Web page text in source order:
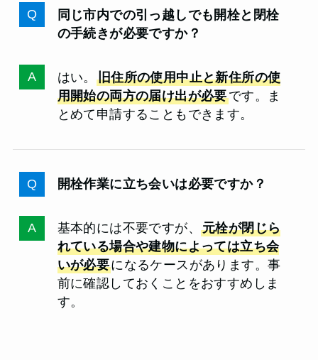
同じ市内での引っ越しでも開栓と閉栓
の手続きが必要ですか？
はい。 旧住所の使用中止と新住所の使
用開始の両方の届け出が必要です。ま
とめて申請することもできます。
開栓作業に立ち会いは必要ですか？
基本的には不要ですが、元栓が閉じら
れている場合や建物によっては立ち会
いが必要になるケースがあります。事
前に確認しておくことをおすすめしま
す。